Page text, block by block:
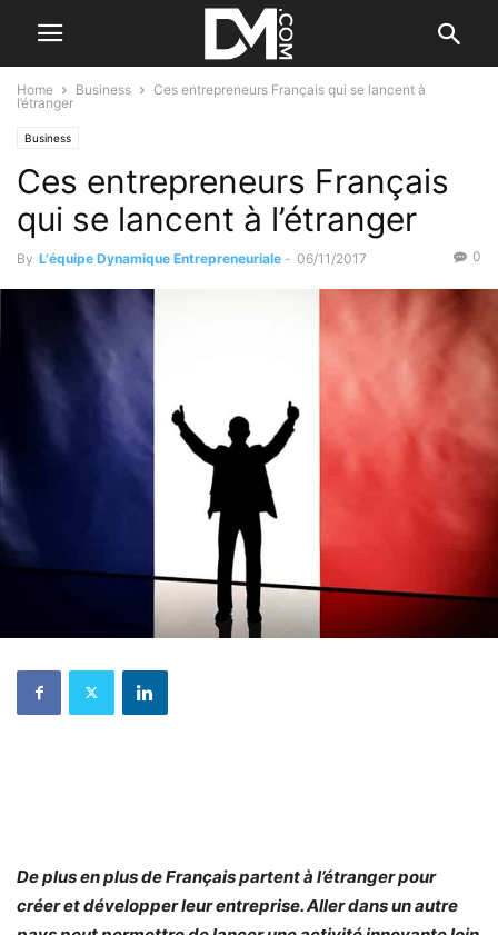
Home Business
Ces entrepreneurs Français qui se lancent à
l’étranger
Business
Ces entrepreneurs Français
qui se lancent à l’étranger
By L'équipe Dynamique Entrepreneuriale - 06/11/2017 0
De plus en plus de Français partent à l’étranger pour
créer et développer leur entreprise. Aller dans un autre